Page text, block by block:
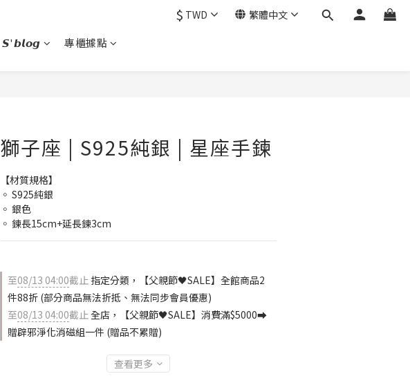
$ TWD 繁體中文
𝙎'𝙗𝙡𝙤𝙜 專櫃據點
獅子座 | S925純銀 | 星座手鍊
【材質規格】
◦ S925純銀
◦ 銀色
◦ 鍊長15cm+延長鍊3cm
至08/13 04:00截止 指定分類，【父親節🖤SALE】全館商品2
件88折 (部分商品無法折抵、無法同步會員優惠)
至08/13 04:00截止全店，【父親節🖤SALE】消費滿$5000⮕
贈辟邪淨化消磁組一件 (贈品不累贈)
查看更多